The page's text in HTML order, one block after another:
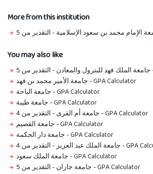
More from this institution
الإمام محمد بن سعود الإسلامية - التقدير من 5
You may also like
جامعة الملك فهد للبترول والمعادن - التقدير من 5
جامعة الأمير محمد بن فهد-GPA Calculator
جامعة الباحة-GPA Calculator
جامعة طيبة-GPA Calculator
جامعة أم القرى - التقدير من 4-GPA Calculator
جامعة القصيم-GPA Calculator
جامعة دار الحكمة-GPA Calculator
جامعة الملك عبد العزيز - التقدير من 4-GPA
جامعة الملك سعود-GPA Calculator
جامعة جازان - التقدير من 5-GPA Calculator